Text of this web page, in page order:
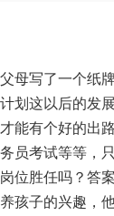
母写了一个纸
划这以后的发
能有个好的出
员考试等等，
位胜任吗？答
孩子的兴趣，